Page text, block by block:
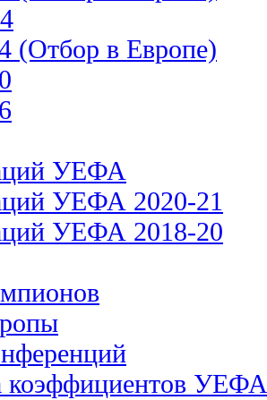
(Отбор в Европе)
УЕФА
УЕФА 2020-21
УЕФА 2018-20
коэффициентов УЕФА